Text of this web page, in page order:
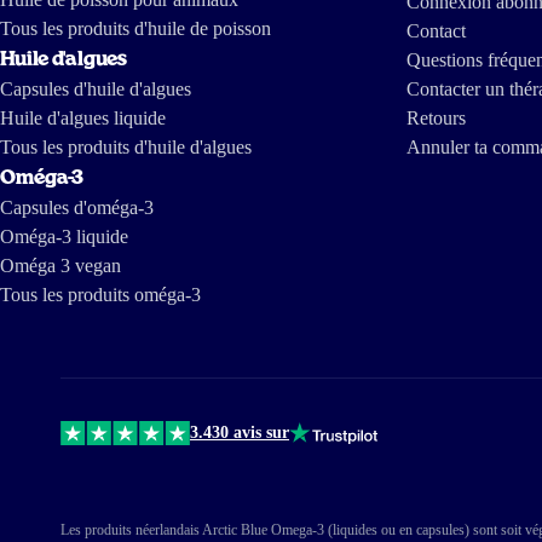
Tous les produits d'huile de poisson
Huile d'algues
Capsules d'huile d'algues
Huile d'algues liquide
Tous les produits d'huile d'algues
Oméga-3
Capsules d'oméga-3
Oméga-3 liquide
Oméga 3 vegan
Tous les produits oméga-3
Contact
Questions
Contacter un
Retours
Annuler ta
3.430 avis sur
Les produits néerlandais Arctic Blue Omega-3 (liquides ou en capsules) sont soit